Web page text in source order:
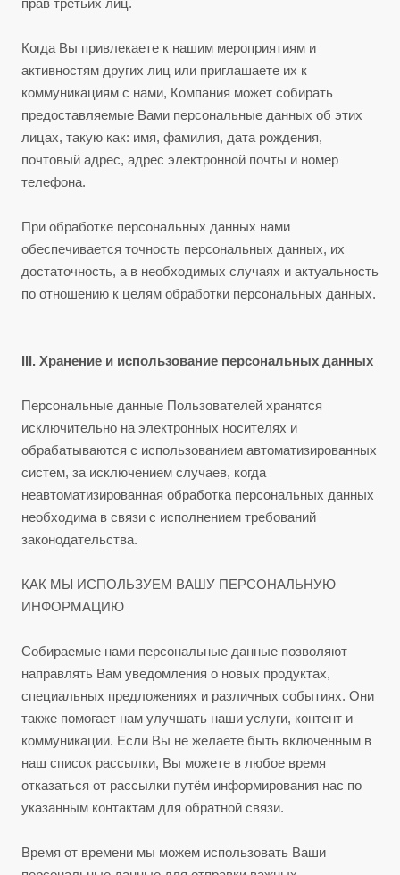
прав третьих лиц.
Когда Вы привлекаете к нашим мероприятиям и
активностям других лиц или приглашаете их к
коммуникациям с нами, Компания может собирать
предоставляемые Вами персональные данных об этих
лицах, такую как: имя, фамилия, дата рождения,
почтовый адрес, адрес электронной почты и номер
телефона.
При обработке персональных данных нами
обеспечивается точность персональных данных, их
достаточность, а в необходимых случаях и актуальность
по отношению к целям обработки персональных данных.
III. Хранение и использование персональных данных
Персональные данные Пользователей хранятся
исключительно на электронных носителях и
обрабатываются с использованием автоматизированных
систем, за исключением случаев, когда
неавтоматизированная обработка персональных данных
необходима в связи с исполнением требований
законодательства.
КАК МЫ ИСПОЛЬЗУЕМ ВАШУ ПЕРСОНАЛЬНУЮ
ИНФОРМАЦИЮ
Собираемые нами персональные данные позволяют
направлять Вам уведомления о новых продуктах,
специальных предложениях и различных событиях. Они
также помогает нам улучшать наши услуги, контент и
коммуникации. Если Вы не желаете быть включенным в
наш список рассылки, Вы можете в любое время
отказаться от рассылки путём информирования нас по
указанным контактам для обратной связи.
Время от времени мы можем использовать Ваши